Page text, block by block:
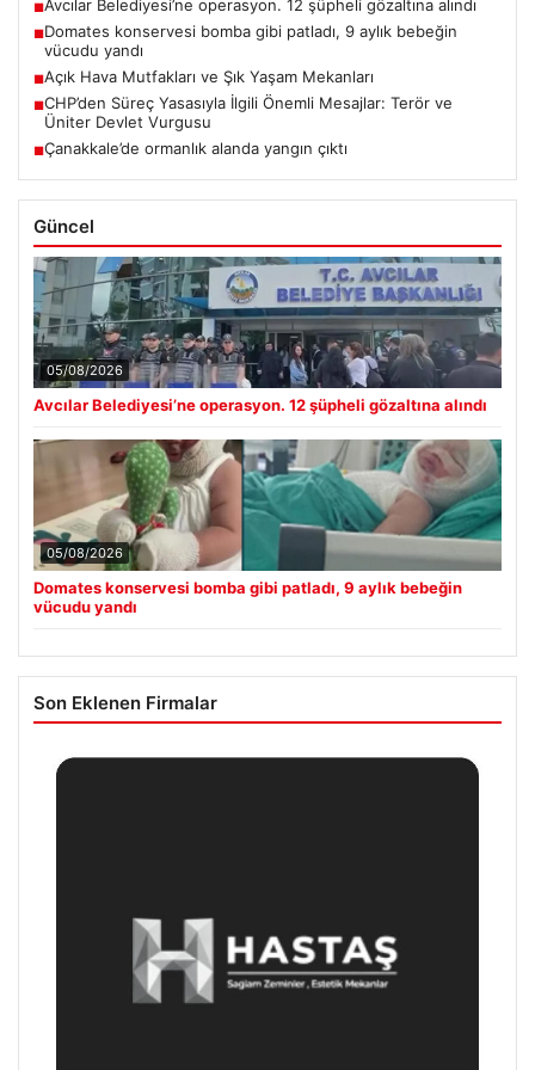
■Avcılar Belediyesi’ne operasyon. 12 şüpheli gözaltına alındı
■Domates konservesi bomba gibi patladı, 9 aylık bebeğin
vücudu yandı
■Açık Hava Mutfakları ve Şık Yaşam Mekanları
■CHP’den Süreç Yasasıyla İlgili Önemli Mesajlar: Terör ve
Üniter Devlet Vurgusu
■Çanakkale’de ormanlık alanda yangın çıktı
Güncel
05/08/2026
Avcılar Belediyesi’ne operasyon. 12 şüpheli gözaltına alındı
05/08/2026
Domates konservesi bomba gibi patladı, 9 aylık bebeğin
vücudu yandı
Son Eklenen Firmalar